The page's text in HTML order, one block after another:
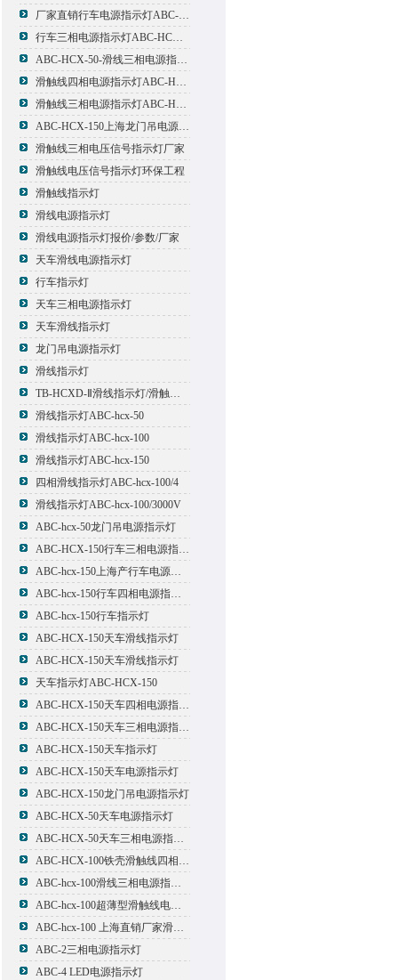
厂家直销行车电源指示灯ABC-HCX-150
行车三相电源指示灯ABC-HCX-150
ABC-HCX-50-滑线三相电源指示灯厂家
滑触线四相电源指示灯ABC-HCX-100/4
滑触线三相电源指示灯ABC-HCX-100
ABC-HCX-150上海龙门吊电源指示灯
滑触线三相电压信号指示灯厂家
滑触线电压信号指示灯环保工程
滑触线指示灯
滑线电源指示灯
滑线电源指示灯报价/参数/厂家
天车滑线电源指示灯
行车指示灯
天车三相电源指示灯
天车滑线指示灯
龙门吊电源指示灯
滑线指示灯
TB-HCXD-Ⅱ滑线指示灯/滑触线指示灯
滑线指示灯ABC-hcx-50
滑线指示灯ABC-hcx-100
滑线指示灯ABC-hcx-150
四相滑线指示灯ABC-hcx-100/4
滑线指示灯ABC-hcx-100/3000V
ABC-hcx-50龙门吊电源指示灯
ABC-HCX-150行车三相电源指示灯
ABC-hcx-150上海产行车电源指示灯
ABC-hcx-150行车四相电源指示灯
ABC-hcx-150行车指示灯
ABC-HCX-150天车滑线指示灯
ABC-HCX-150天车滑线指示灯
天车指示灯ABC-HCX-150
ABC-HCX-150天车四相电源指示灯
ABC-HCX-150天车三相电源指示灯
ABC-HCX-150天车指示灯
ABC-HCX-150天车电源指示灯
ABC-HCX-150龙门吊电源指示灯
ABC-HCX-50天车电源指示灯
ABC-HCX-50天车三相电源指示灯
ABC-HCX-100铁壳滑触线四相电源指示灯
ABC-hcx-100滑线三相电源指示灯
ABC-hcx-100超薄型滑触线电源指示灯
ABC-hcx-100 上海直销厂家滑触线指示灯
ABC-2三相电源指示灯
ABC-4 LED电源指示灯